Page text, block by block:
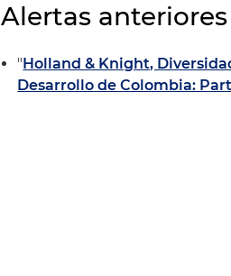
Alertas
"Holland & Knight,
Desarrollo de Colombia: